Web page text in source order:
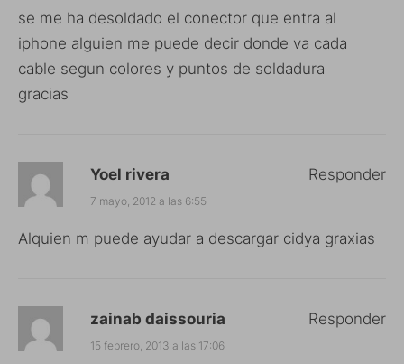
se me ha desoldado el conector que entra al
iphone alguien me puede decir donde va cada
cable segun colores y puntos de soldadura
gracias
Yoel rivera
7 mayo, 2012 a las 6:55
Alquien m puede ayudar a descargar cidya graxias
Responder
zainab daissouria
15 febrero, 2013 a las 17:06
Responder